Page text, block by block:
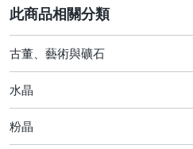
其它
[全店] 周年慶
[全店] 粉絲專享
古董、藝術與礦石
水晶
粉晶